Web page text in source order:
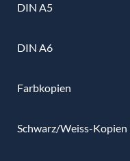
DIN A5
DIN A6
Farbkopien
Schwarz/Weiss-Kopien